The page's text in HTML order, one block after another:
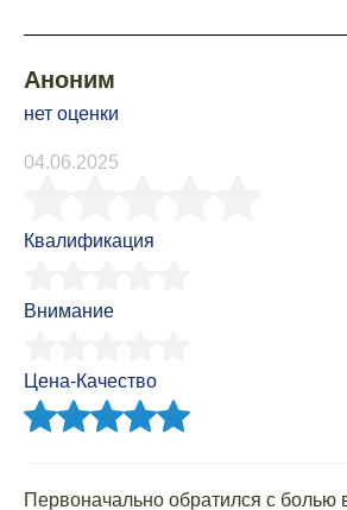
Аноним
нет оценки
04.06.2025
Квалификация
Внимание
Цена-Качество
Первоначально обратился с болью